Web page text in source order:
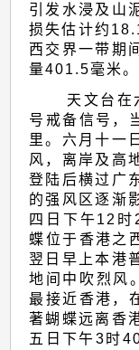
引发水浸及山
损失估计约
西交界一带期
量401.5毫米。
天文台在
号戒备信号，
里。六月十一
风，离岸及高
登陆后横过广
的强风区逐渐
四日下午12时
蝶位于香港之
翌日早上本港
地间中吹烈风
最接近香港，
著蝴蝶远离香
五日下午3时